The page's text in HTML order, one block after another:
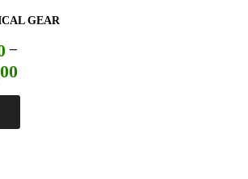
GEAR
–
Prisområde: